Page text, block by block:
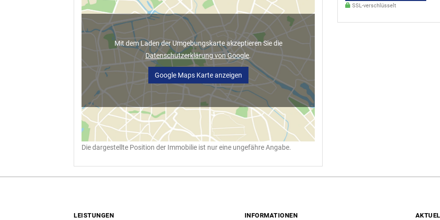
Mit dem Laden der Umgebungskarte akzeptieren Sie die
Datenschutzerklärung von Google.
Google Maps Karte anzeigen
Die dargestellte Position der Immobilie ist nur eine ungefähre Angabe.
SSL-verschlüsselt
LEISTUNGEN INFORMATIONEN